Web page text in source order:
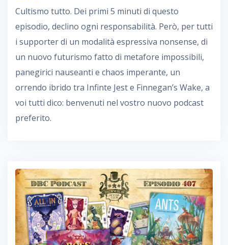
Cultismo tutto. Dei primi 5 minuti di questo
episodio, declino ogni responsabilità. Però, per tutti
i supporter di un modalità espressiva nonsense, di
un nuovo futurismo fatto di metafore impossibili,
panegirici nauseanti e chaos imperante, un
orrendo ibrido tra Infinte Jest e Finnegan’s Wake, a
voi tutti dico: benvenuti nel vostro nuovo podcast
preferito.